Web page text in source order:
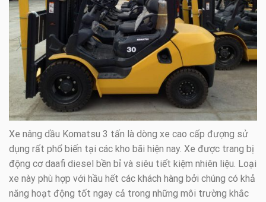
Xe nâng dầu Komatsu 3 tấn là dòng xe cao cấp đượng sử
dụng rất phổ biến tại các kho bãi hiện nay. Xe được trang bị
động cơ daafi diesel bền bỉ và siêu tiết kiệm nhiên liệu. Loại
xe này phù hợp với hầu hết các khách hàng bởi chúng có khả
năng hoạt động tốt ngay cả trong những môi trường khắc